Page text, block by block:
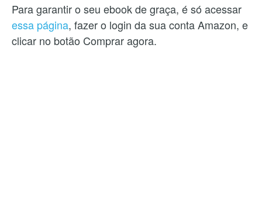
Para garantir o seu ebook de graça, é só acessar
essa página, fazer o login da sua conta Amazon, e
clicar no botão Comprar agora.